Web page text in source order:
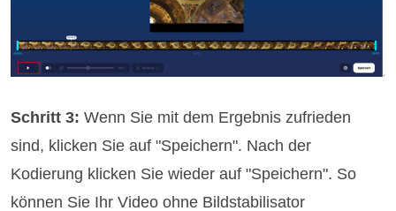
Schritt 3:Wenn Sie mit dem Ergebnis zufrieden
sind, klicken Sie auf "Speichern". Nach der
Kodierung klicken Sie wieder auf "Speichern". So
können Sie Ihr Video ohne Bildstabilisator